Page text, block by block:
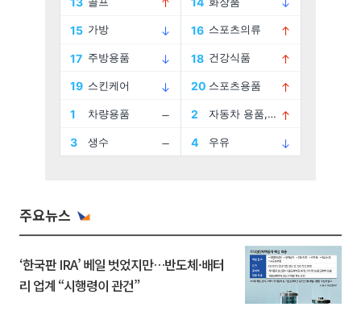
주요뉴스
‘한국판 IRA’ 베일 벗었지만…반도체·배터
리 업계 “시행령이 관건”